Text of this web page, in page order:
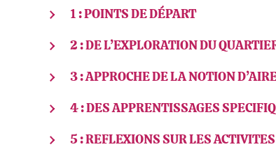
1 : POINTS DE DÉPART
2 : DE L’EXPLORATION DU
3 : APPROCHE DE LA NOTION
4 : DES APPRENTISSAGES
5 : REFLEXIONS SUR LES